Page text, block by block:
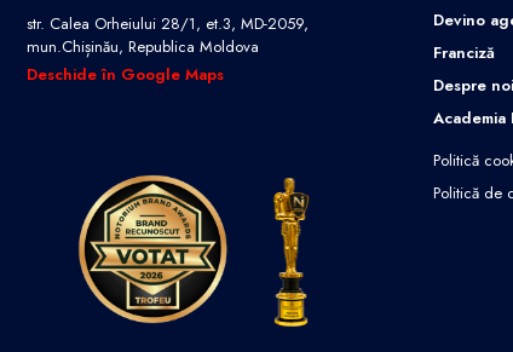
str. Calea Orheiului 28/1, et.3, MD-2059,
mun.Chișinău, Republica Moldova
Deschide în Google Maps
Devino
Franciză
Despre noi
Academia
Politică
Politică de